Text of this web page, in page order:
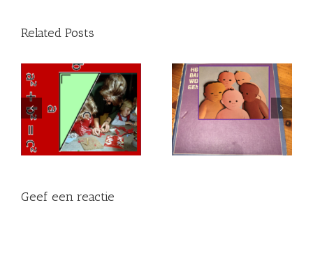
Related Posts
Jij bent een winnaar! STRAFPIEK
Geef een reactie